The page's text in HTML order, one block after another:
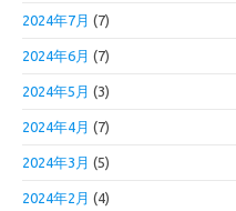
2024年7月 (7)
2024年6月 (7)
2024年5月 (3)
2024年4月 (7)
2024年3月 (5)
2024年2月 (4)